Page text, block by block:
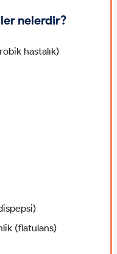
nelerdir?
hastalık)
(flatulans)